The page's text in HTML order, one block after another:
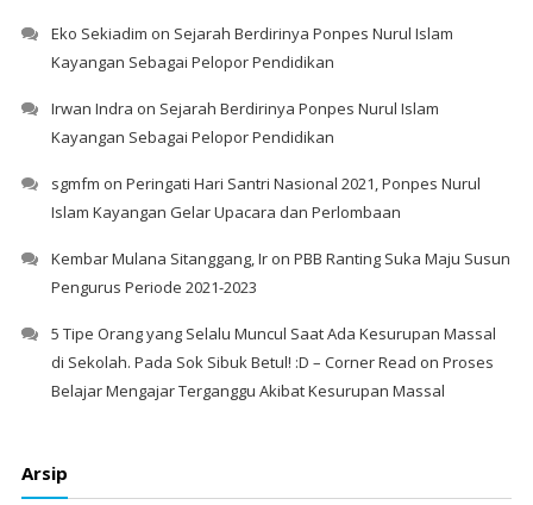
Eko Sekiadim on Sejarah Berdirinya Ponpes Nurul Islam
Kayangan Sebagai Pelopor Pendidikan
Irwan Indra on Sejarah Berdirinya Ponpes Nurul Islam
Kayangan Sebagai Pelopor Pendidikan
sgmfm on Peringati Hari Santri Nasional 2021, Ponpes Nurul
Islam Kayangan Gelar Upacara dan Perlombaan
Kembar Mulana Sitanggang, Iron PBB Ranting Suka Maju Susun
Pengurus Periode 2021-2023
5 Tipe Orang yang Selalu Muncul Saat Ada Kesurupan Massal
di Sekolah. Pada Sok Sibuk Betul! :D – Corner Read on Proses
Belajar Mengajar Terganggu Akibat Kesurupan Massal
Arsip